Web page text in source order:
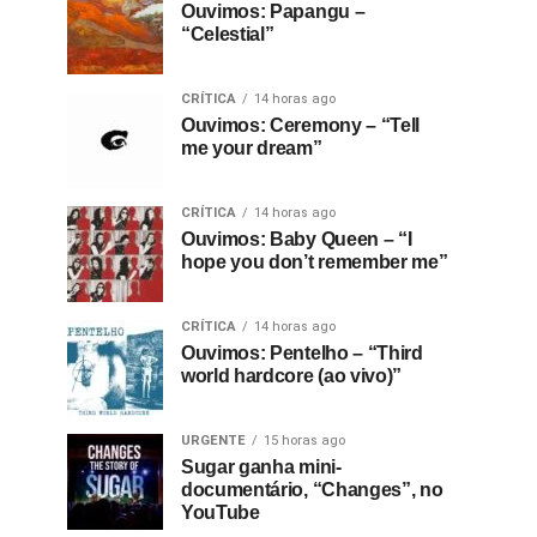
Ouvimos: Papangu –
“Celestial”
CRÍTICA 14 horas ago
Ouvimos: Ceremony – “Tell
me your dream”
CRÍTICA 14 horas ago
Ouvimos: Baby Queen – “I
hope you don’t remember me”
CRÍTICA 14 horas ago
Ouvimos: Pentelho – “Third
world hardcore (ao vivo)”
URGENTE 15 horas ago
Sugar ganha mini-
documentário, “Changes”, no
YouTube